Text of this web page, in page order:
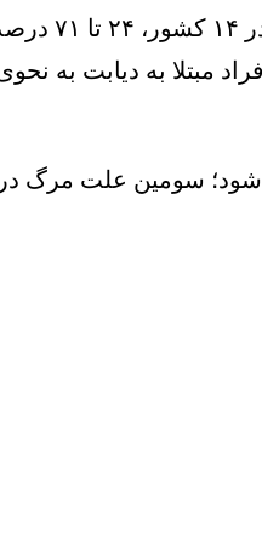
طب سنتی
در ایران حدود ۵۰ درصد بیماران
سومین علت مرگ در